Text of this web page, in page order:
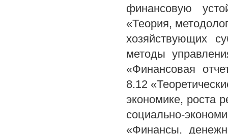
финансовую
«Теория,
хозяйствующих
методы
«Финансовая
8.12
экономике, роста
социально-
«Финансы,